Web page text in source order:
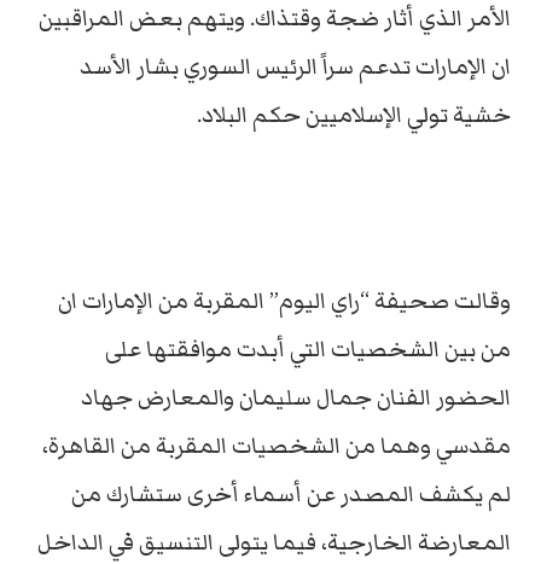
الأمر الذي أثار ضجة وقتذاك. ويتهم بعض المراقبين
ان الإمارات تدعم سراً الرئيس السوري بشار الأسد
خشية تولي الإسلاميين حكم البلاد.
وقالت صحيفة “راي اليوم” المقربة من الإمارات ان
من بين الشخصيات التي أبدت موافقتها على
الحضور الفنان جمال سليمان والمعارض جهاد
مقدسي وهما من الشخصيات المقربة من القاهرة،
لم يكشف المصدر عن أسماء أخرى ستشارك من
المعارضة الخارجية، فيما يتولى التنسيق في الداخل